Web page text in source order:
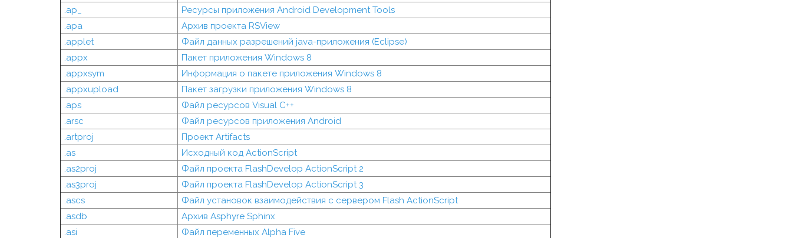
.ap_
Ресурсы приложения Android Development Tools
.apa
Архив проекта RSView
.applet
Файл данных разрешений java-приложения (Eclipse)
.appx
Пакет приложения Windows 8
.appxsym
Информация о пакете приложения Windows 8
.appxupload
Пакет загрузки приложения Windows 8
.aps
Файл ресурсов Visual C++
.arsc
Файл ресурсов приложения Android
.artproj
Проект Artifacts
.as
Исходный код ActionScript
.as2proj
Файл проекта FlashDevelop ActionScript 2
.as3proj
Файл проекта FlashDevelop ActionScript 3
.ascs
Файл установок взаимодействия с сервером Flash ActionScript
.asdb
Архив Asphyre Sphinx
.asi
Файл переменных Alpha Five